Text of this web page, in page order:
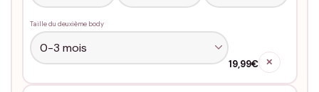
Taille du deuxième body
19,99€ ✕